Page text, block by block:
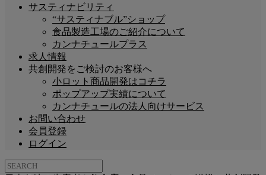
サスティナビリティ
“サスティナブル”ショップ
食品製造工場のご紹介について
カンナチュールプラス
求人情報
共創開発をご検討のお客様へ
小ロット商品開発はコチラ
ポップアップ実績について
カンナチュールの法人向けサービス
お問い合わせ
会員登録
ログイン